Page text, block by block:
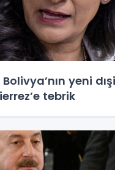
yeni
tebrik